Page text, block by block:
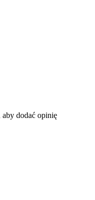
aby dodać opinię